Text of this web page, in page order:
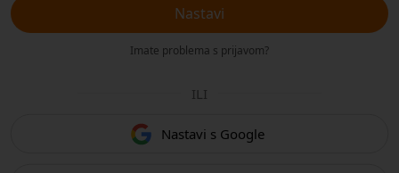
Nastavi
Imate problema s prijavom?
ILI
Nastavi s Google